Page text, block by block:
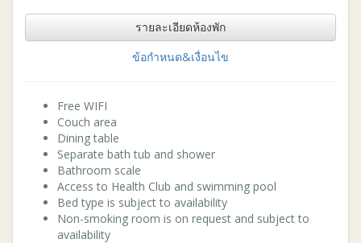
รายละเอียดห้องพัก
ข้อกำหนด&เงื่อนไข
Free WIFI
Couch area
Dining table
Separate bath tub and shower
Bathroom scale
Access to Health Club and swimming pool
Bed type is subject to availability
Non-smoking room is on request and subject to
availability